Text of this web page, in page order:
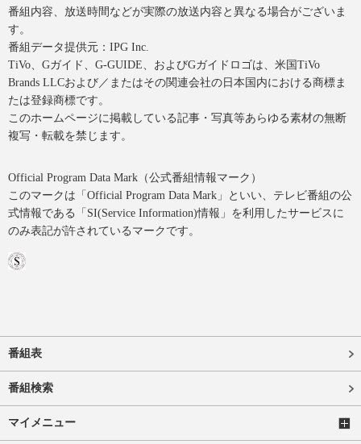
番組内容、放送時間などが実際の放送内容と異なる場合がございま
す。
番組データ提供元：IPG Inc.
TiVo、Gガイド、G-GUIDE、およびGガイドロゴは、米国TiVo
Brands LLCおよび／またはその関連会社の日本国内における商標ま
たは登録商標です。
このホームページに掲載している記事・写真等あらゆる素材の無断
複写・転載を禁じます。
Official Program Data Mark（公式番組情報マーク）
このマークは「Official Program Data Mark」といい、テレビ番組の公
式情報である「SI(Service Information)情報」を利用したサービスに
のみ表記が許されているマークです。
番組表
番組検索
マイメニュー